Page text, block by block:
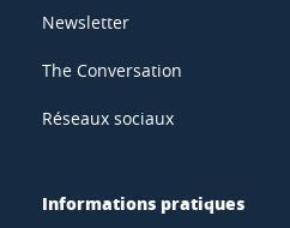
Newsletter
The Conversation
Réseaux sociaux
Informations pratiques